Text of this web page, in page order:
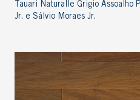
Tauari Naturalle Grigio Assoalho
Jr. e Sálvio Moraes Jr.